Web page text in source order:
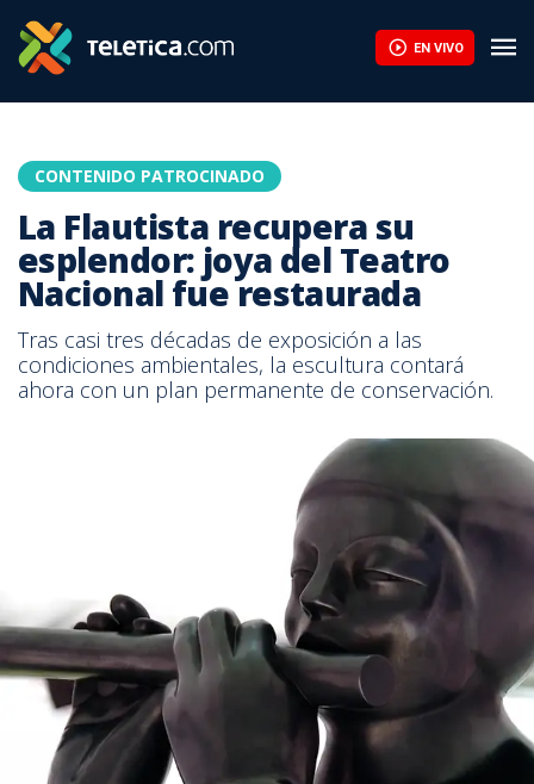
EN VIVO
CONTENIDO PATROCINADO
La Flautista recupera su
esplendor: joya del Teatro
Nacional fue restaurada
Tras casi tres décadas de exposición a las
condiciones ambientales, la escultura contará
ahora con un plan permanente de conservación.